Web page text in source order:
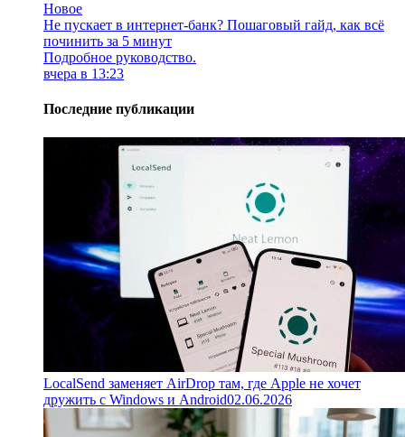
Новое
Не пускает в интернет-банк? Пошаговый гайд, как всё
починить за 5 минут
Подробное руководство.
вчера в 13:23
Последние публикации
LocalSend заменяет AirDrop там, где Apple не хочет
дружить с Windows и Android02.06.2026